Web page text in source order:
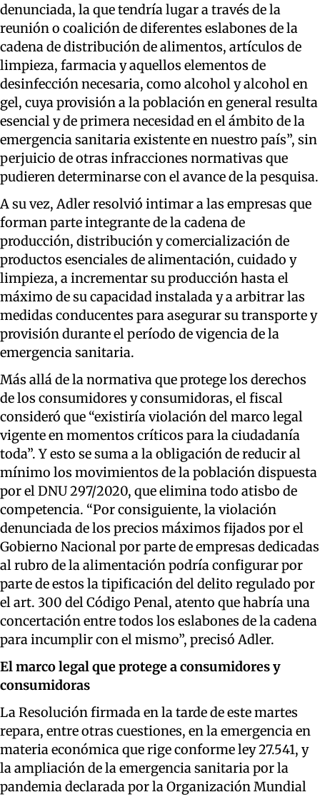
denunciada, la que tendría lugar a través de la
reunión o coalición de diferentes eslabones de la
cadena de distribución de alimentos, artículos de
limpieza, farmacia y aquellos elementos de
desinfección necesaria, como alcohol y alcohol en
gel, cuyaprovisióna la población en general resulta
esencial y de primera necesidad en el ámbito de la
emergencia sanitaria existente en nuestro país”, sin
perjuicio de otras infracciones normativas que
pudieren determinarse con el avance de la pesquisa.
A su vez, Adler resolvió intimara las empresas que
forman parte integrante de la cadena de
producción, distribución y comercialización de
productos esenciales de alimentación, cuidado y
limpieza, a incrementar su producción hasta el
máximo de su capacidad instalada y a arbitrar las
medidas conducentes para asegurar su transporte y
provisión durante el período de vigenciade la
emergencia sanitaria.
Más allá de la normativa que protege los derechos
de los consumidores y consumidoras, el fiscal
consideró que “existiría violación del marco legal
vigente en momentos críticos para la ciudadanía
toda”.Y esto se suma ala obligación de reducir al
mínimo los movimientos de la población dispuesta
por el DNU 297/2020, queelimina todo atisbo de
competencia. “Por consiguiente, la violación
denunciada de los precios máximos fijados por el
Gobierno Nacional por parte de empresas dedicadas
al rubro de la alimentación podría configurar por
parte de estos la tipificación del delito regulado por
el art. 300 del Código Penal, atento que habría una
concertación entre todos los eslabones de la cadena
para incumplir con el mismo”, precisó Adler.
El marco legal que protege a consumidores y
consumidoras
La Resolución firmada en la tarde de este martes
repara, entre otras cuestiones, en la emergencia en
materia económica que rige conforme ley 27.541, y
la ampliación de la emergencia sanitaria por la
pandemia declarada por la Organización Mundial